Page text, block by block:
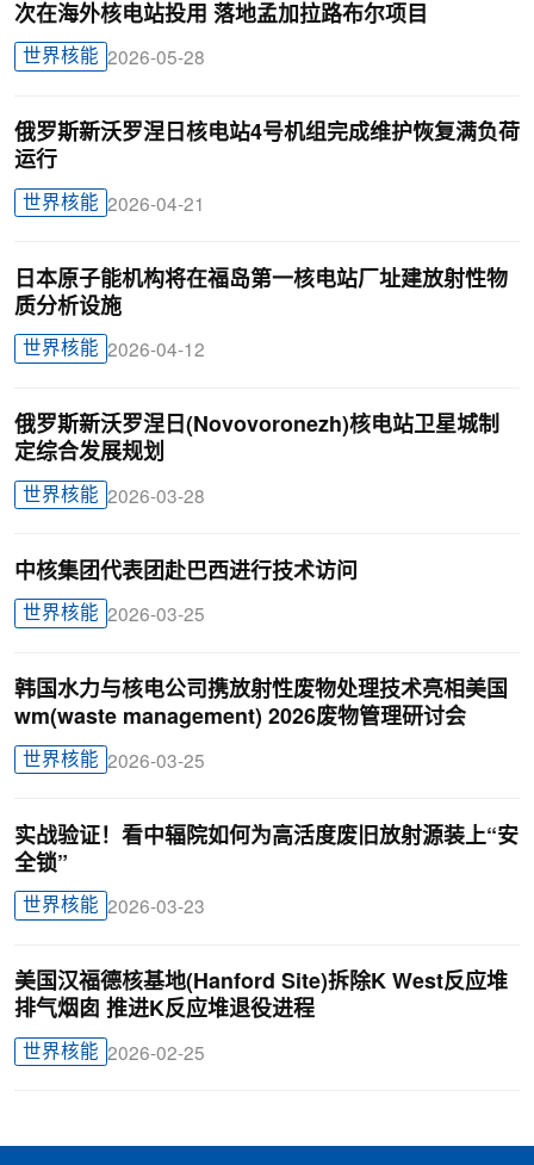
次在海外核电站投用 落地孟加拉路布尔项目
世界核能 2026-05-28
俄罗斯新沃罗涅日核电站4号机组完成维护恢复满负荷
运行
世界核能 2026-04-21
日本原子能机构将在福岛第一核电站厂址建放射性物
质分析设施
世界核能 2026-04-12
俄罗斯新沃罗涅日(Novovoronezh)核电站卫星城制
定综合发展规划
世界核能 2026-03-28
中核集团代表团赴巴西进行技术访问
世界核能 2026-03-25
韩国水力与核电公司携放射性废物处理技术亮相美国
wm(waste management) 2026废物管理研讨会
世界核能 2026-03-25
实战验证！看中辐院如何为高活度废旧放射源装上“安
全锁”
世界核能 2026-03-23
美国汉福德核基地(Hanford Site)拆除K West反应堆
排气烟囱 推进K反应堆退役进程
世界核能 2026-02-25